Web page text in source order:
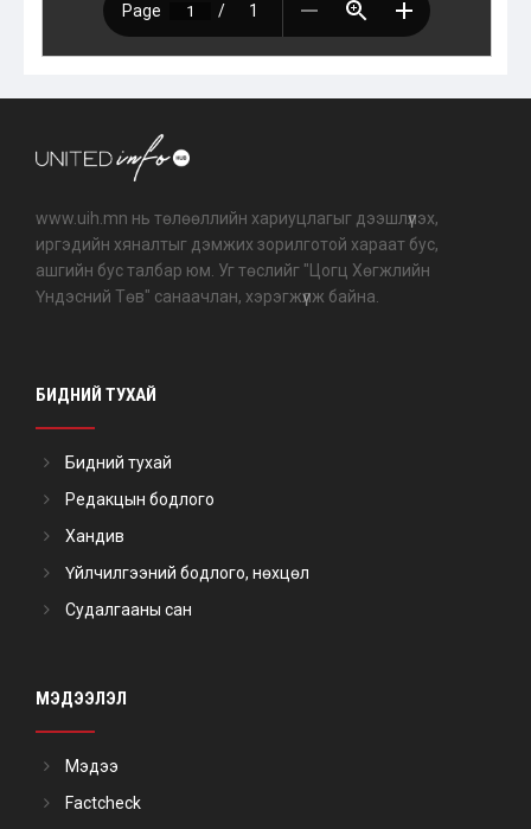
www.uih.mn нь төлөөллийн хариуцлагыг дээшлүүлэх,
иргэдийн хяналтыг дэмжих зорилготой хараат бус,
ашгийн бус талбар юм. Уг төслийг "Цогц Хөгжлийн
Үндэсний Төв" санаачлан, хэрэгжүүлж байна.
БИДНИЙ ТУХАЙ
Бидний тухай
Редакцын бодлого
Хандив
Үйлчилгээний бодлого, нөхцөл
Судалгааны сан
МЭДЭЭЛЭЛ
Мэдээ
Factcheck